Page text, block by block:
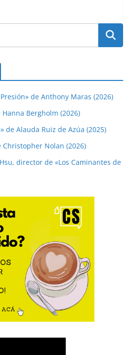
de Anthony Maras (2026)
Bergholm (2026)
de Alauda Ruiz de Azúa (2025)
Christopher Nolan (2026)
director de «Los Caminantes de